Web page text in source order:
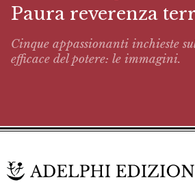
Paura reverenza
Cinque appassionanti inchieste
efficace del potere: le immagini.